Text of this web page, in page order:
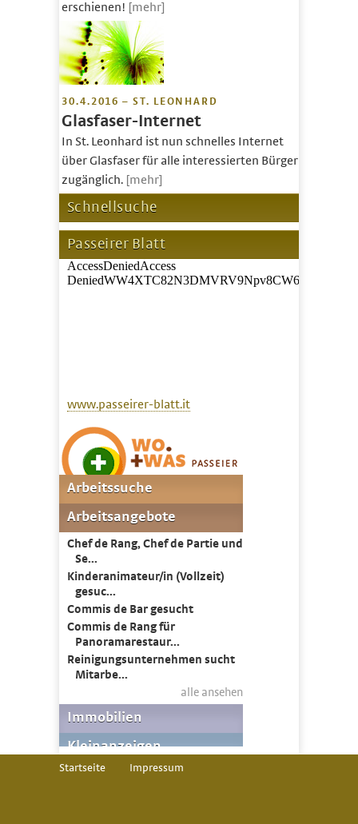
erschienen! [mehr]
30.4.2016 – ST. LEONHARD
Glasfaser-Internet
In St. Leonhard ist nun schnelles Internet
über Glasfaser für alle interessierten Bürger
zugänglich. [mehr]
Schnellsuche
Passeirer Blatt
www.passeirer-blatt.it
Startseite Impressum